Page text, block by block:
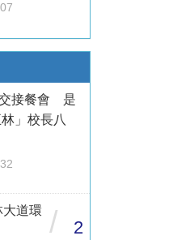
接餐會 是
」校長八
道環
/ 2